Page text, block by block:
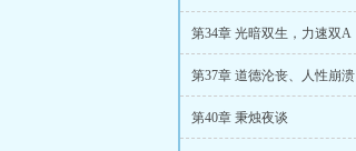
第34章 光暗双生，力速双A
第37章 道德沦丧、人性崩溃
第40章 秉烛夜谈